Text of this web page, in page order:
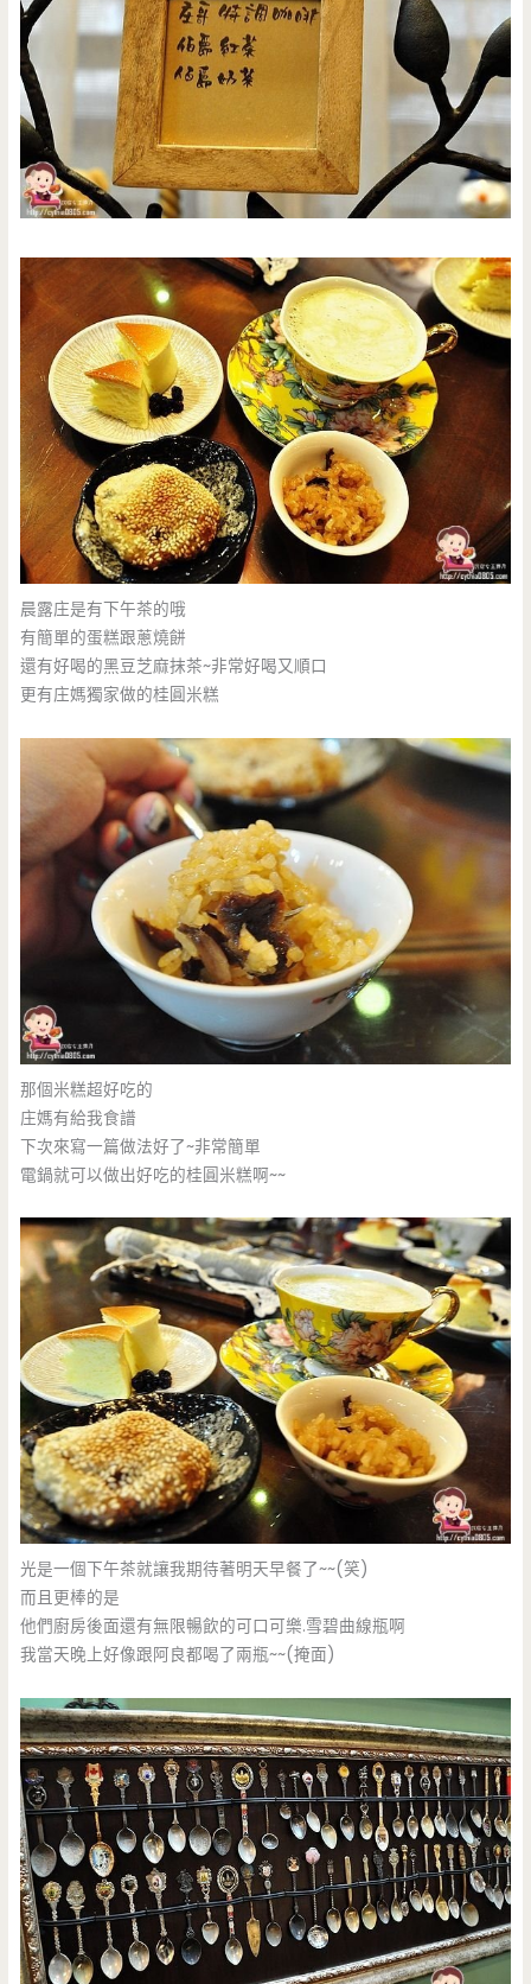
晨露庄是有下午茶的哦
有簡單的蛋糕跟蔥燒餅
還有好喝的黑豆芝麻抹茶~非常好喝又順口
更有庄媽獨家做的桂圓米糕
那個米糕超好吃的
庄媽有給我食譜
下次來寫一篇做法好了~非常簡單
電鍋就可以做出好吃的桂圓米糕啊~~
光是一個下午茶就讓我期待著明天早餐了~~(笑)
而且更棒的是
他們廚房後面還有無限暢飲的可口可樂.雪碧曲線瓶啊
我當天晚上好像跟阿良都喝了兩瓶~~(掩面)